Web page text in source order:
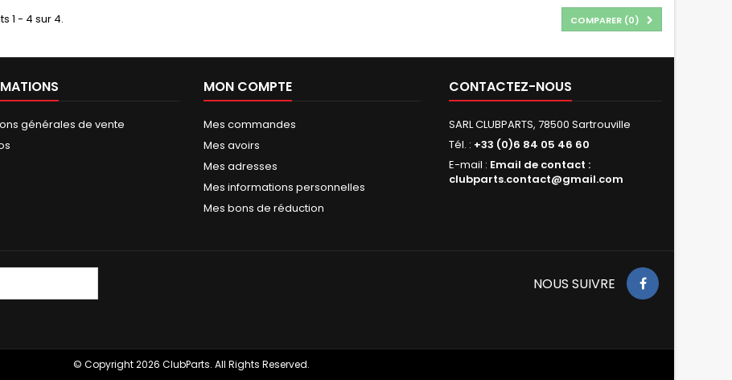
COMPARER (0)
1 - 4 sur 4.
générales de vente
© Copyright 2026 ClubParts. All Rights Reserved.
MON COMPTE
Mes commandes
Mes avoirs
Mes adresses
Mes informations personnelles
Mes bons de réduction
CONTACTEZ-NOUS
SARL CLUBPARTS, 78500 Sartrouville
Tél. : +33 (0)6 84 05 46 60
E-mail : Email de contact :
clubparts.contact@gmail.com
NOUS SUIVRE